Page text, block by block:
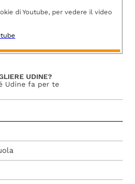
di Youtube, per vedere il video
UDINE?
Udine fa per te